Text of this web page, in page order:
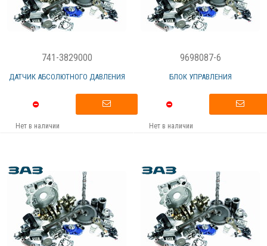
741-3829000
ДАТЧИК АБСОЛЮТНОГО ДАВЛЕНИЯ
Нет в наличии
9698087-6
БЛОК УПРАВЛЕНИЯ
Нет в наличии